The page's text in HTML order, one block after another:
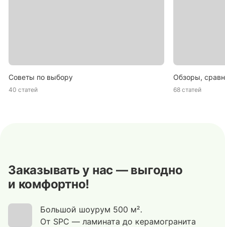
Советы по выбору
40 статей
Обзоры,
68 статей
Заказывать у нас — выгодно
и комфортно!
Большой шоурум 500 м².
От SPC — ламината до керамогранита